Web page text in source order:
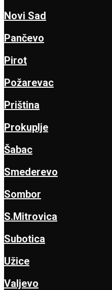
Novi Sad
Pančevo
Pirot
Požarevac
Priština
Prokuplje
Šabac
Smederevo
Sombor
S.Mitrovica
Subotica
Užice
Valjevo